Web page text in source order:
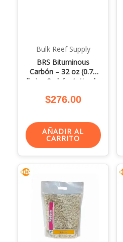
Bulk Reef Supply
BRS Bituminous
Carbón – 32 oz (0.75
lbs) – Carbón Activado
$276.00
AÑADIR AL
CARRITO